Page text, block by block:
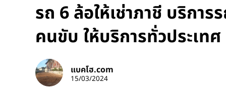
รถ 6 ล้อให้เช่าภาชี บริการ
คนขับ ให้บริการทั่วประเท
แบคโฮ.com
15/03/2024